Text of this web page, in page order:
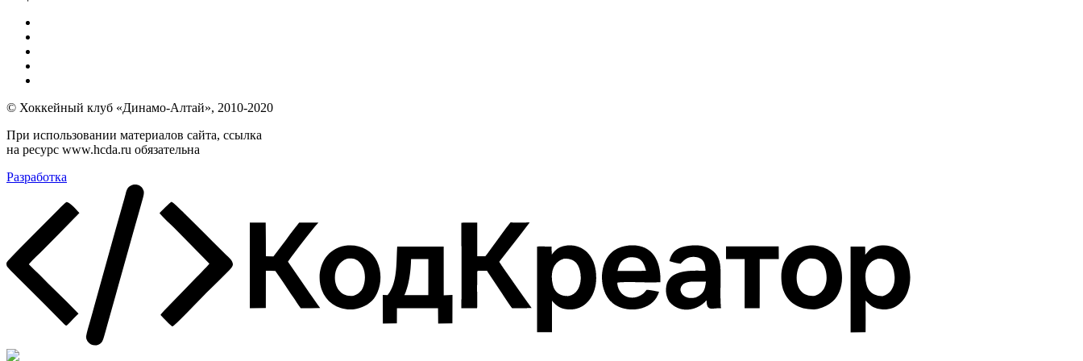
© Хоккейный клуб «Динамо-Алтай», 2010-2020
При использовании материалов сайта, ссылка
на ресурс www.hcda.ru обязательна
Разработка